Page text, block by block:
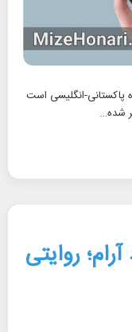
پاکستانی-انگلیسی است
شده…
روایتی